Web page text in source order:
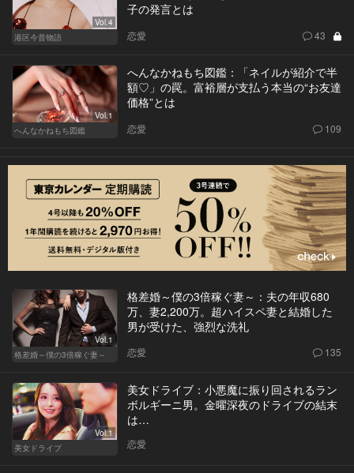
Vol.4
港区今昔物語
子の発言とは
恋愛 43
Vol.1
へんなかねもち図鑑
へんなかねもち図鑑：「ネイルが紹介で半
額♡」の罠。富裕層が支払う本当の“お友達
価格”とは
恋愛 109
Vol.1
格差婚～僕の3倍稼ぐ妻～
格差婚～僕の3倍稼ぐ妻～：夫の年収680
万、妻2,200万。超ハイスペ妻と結婚した
男が受けた、強烈な洗礼
恋愛 135
Vol.1
美女ドライブ
美女ドライブ：小悪魔に振り回されるラン
ボルギーニ男。金曜深夜のドライブの結末
は…
恋愛